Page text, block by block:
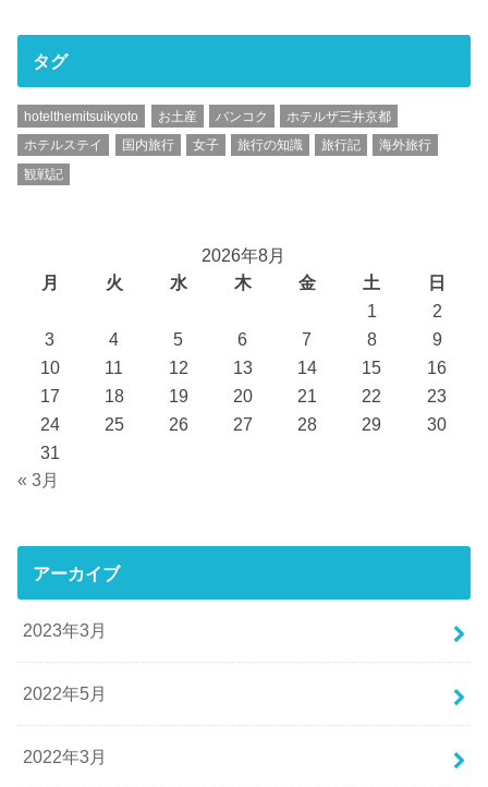
タグ
hotelthemitsuikyoto お土産 バンコク
ホテルザ三井京都
ホテルステイ
国内旅行 女子 旅行の知識 旅行記
海外旅行
観戦記
2026年8月
月
火 水 木 金 土
日
1
2
3
4 5 6 7 8
9
10
11 12 13 14 15
16
17
18 19 20 21 22
23
24
25 26 27 28 29
30
31
« 3月
アーカイブ
2023年3月
2022年5月
2022年3月